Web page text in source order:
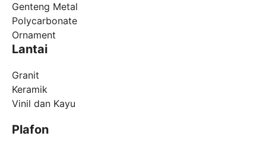
Genteng Metal
Polycarbonate
Ornament
Lantai
Granit
Keramik
Vinil dan Kayu
Plafon